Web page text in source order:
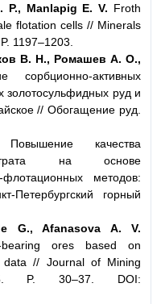
P., Manlapig E. V. Froth
flotation cells // Minerals
1197–1203.
В. Н., Ромашев А. О.,
сорбционно-активных
золотосульфидных руд и
// Обогащение руд.
качества
на основе
флотационных методов:
Петербургский горный
G., Afanasova A. V.
ores based on
data // Journal of Mining
P. 30–37. DOI: